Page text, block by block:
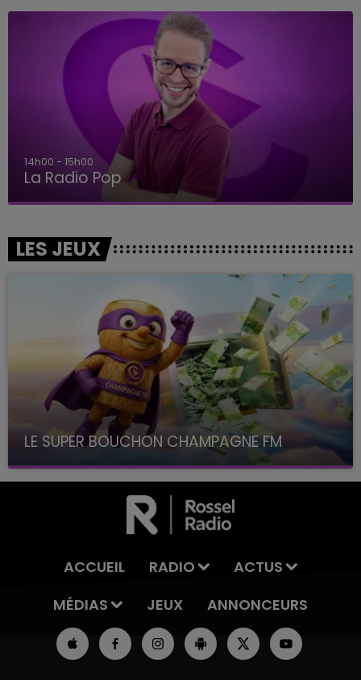
14h00 - 15h00
La Radio Pop
LES JEUX
LE SUPER BOUCHON CHAMPAGNE FM
avec La Famille Champagne FM, à 8H10
ACCUEIL RADIO
ACTUS
MÉDIAS
JEUX ANNONCEURS